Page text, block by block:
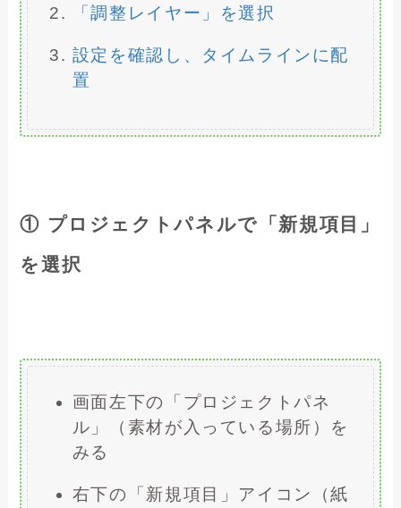
「調整レイヤー」を選択
設定を確認し、タイムラインに配
置
① プロジェクトパネルで「新規項目」
を選択
画面左下の「プロジェクトパネ
ル」（素材が入っている場所）を
みる
右下の「新規項目」アイコン（紙